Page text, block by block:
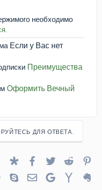
необходимо
Если у Вас нет
Преимущества
Оформить Вечный
ДЛЯ ОТВЕТА.
Linked InDiasporaFacebook
TwitterReddit
Viber SkypeЭлектронная почта
Google Yahoo